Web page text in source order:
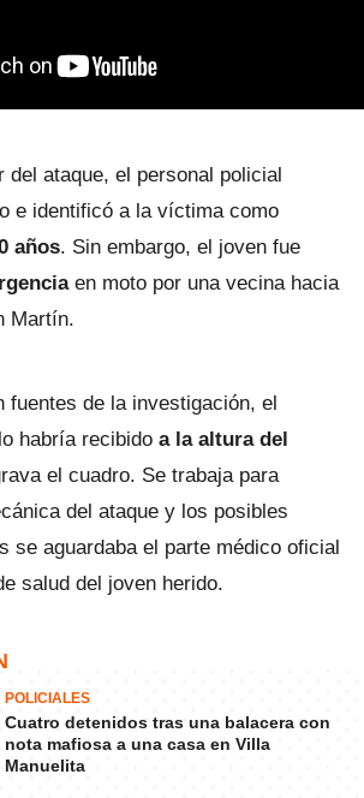
del ataque, el personal policial
e identificó a la víctima como
años. Sin embargo, el joven fue
en moto por una vecina hacia
Martín.
fuentes de la investigación, el
habría recibido a la altura del
el cuadro. Se trabaja para
del ataque y los posibles
se aguardaba el parte médico oficial
salud del joven herido.
POLICIALES
Cuatro detenidos tras una balacera con
nota mafiosa a una casa en Villa
Manuelita